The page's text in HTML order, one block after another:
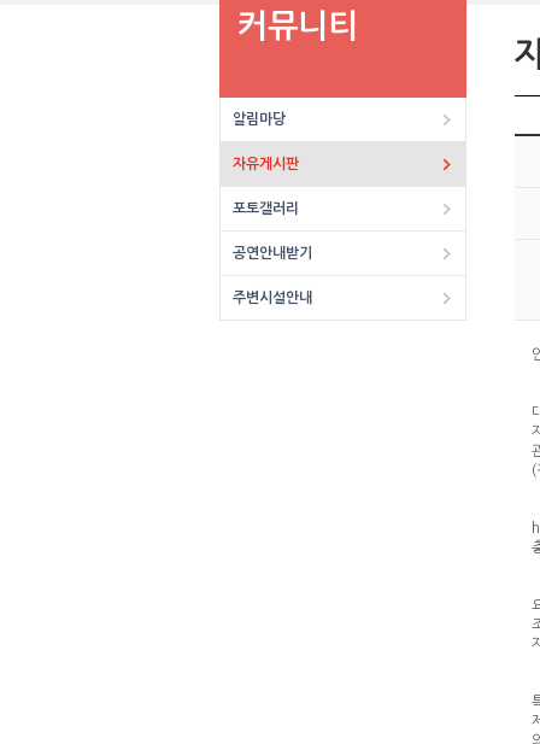
커뮤니티
알림마당
자유게시판
포토갤러리
공연안내받기
주변시설안내
(